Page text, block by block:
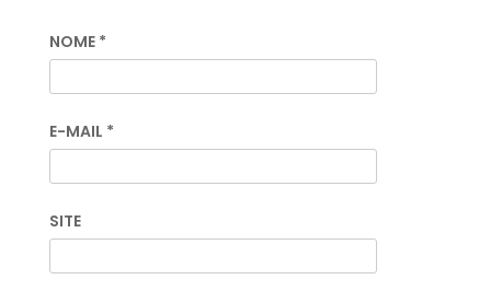
NOME *
E-MAIL *
SITE